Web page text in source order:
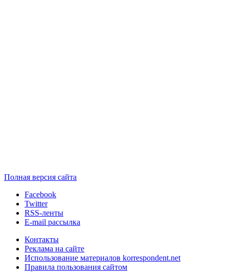
Полная версия сайта
Facebook
Twitter
RSS-ленты
E-mail рассылка
Контакты
Реклама на сайте
Использование материалов korrespondent.net
Правила пользования сайтом